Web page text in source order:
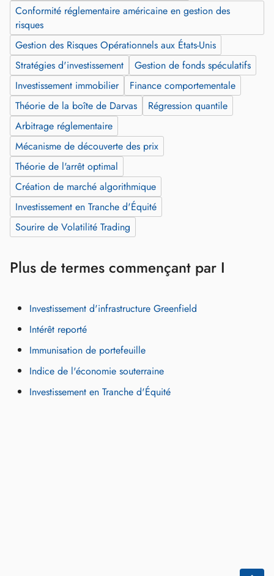
Conformité réglementaire américaine en gestion des
risques
Gestion des Risques Opérationnels aux États-Unis
Stratégies d'investissement
Gestion de fonds spéculatifs
Investissement immobilier
Finance comportementale
Théorie de la boîte de Darvas
Régression quantile
Arbitrage réglementaire
Mécanisme de découverte des prix
Théorie de l'arrêt optimal
Création de marché algorithmique
Investissement en Tranche d'Équité
Sourire de Volatilité Trading
Plus de termes commençant par I
Investissement d'infrastructure Greenfield
Intérêt reporté
Immunisation de portefeuille
Indice de l'économie souterraine
Investissement en Tranche d'Équité